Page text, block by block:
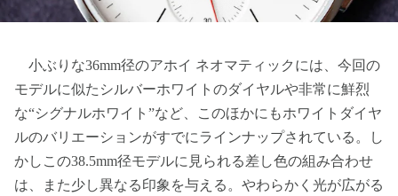
小ぶりな36mm径のアホイ ネオマティックには、今回の
モデルに似たシルバーホワイトのダイヤルや非常に鮮烈
な“シグナルホワイト”など、このほかにもホワイトダイヤ
ルのバリエーションがすでにラインナップされている。し
かしこの38.5mm径モデルに見られる差し色の組み合わせ
は、また少し異なる印象を与える。やわらかく光が広がる